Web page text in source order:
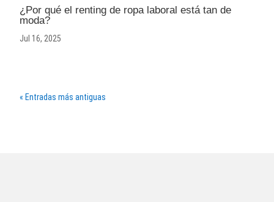
¿Por qué el renting de ropa laboral está tan de
moda?
Jul 16, 2025
« Entradas más antiguas